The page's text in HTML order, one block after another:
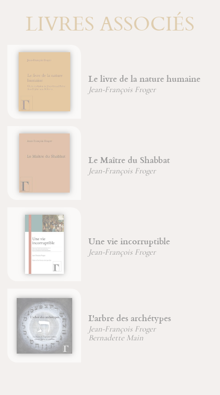
LIVRES ASSOCIÉS
Moïse et Œdipe
Jean-François Froger
La Parousie et sa spiritualité
Christian (Père) Wyler
Énigmes & commentaire du
Livre de Jonas
Christian (Père) Wyler
Énigme de la pensée
Jean-François Froger